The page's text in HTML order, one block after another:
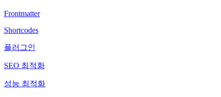
Frontmatter
Shortcodes
플러그인
SEO 최적화
성능 최적화